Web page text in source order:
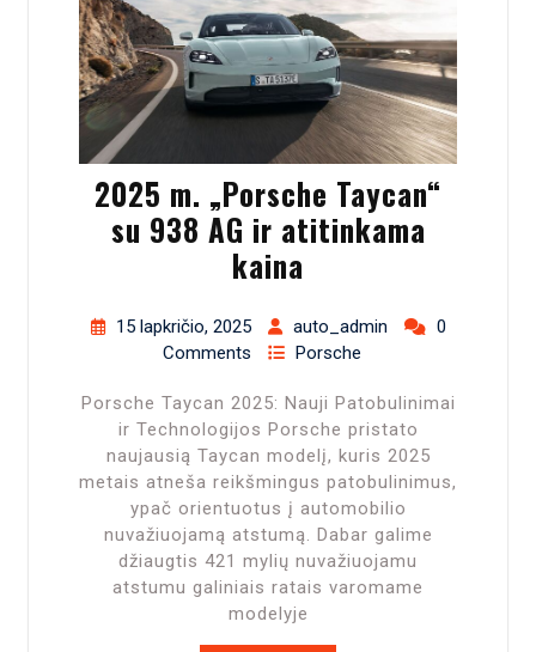
2025 m. „Porsche Taycan“
su 938 AG ir atitinkama
kaina
15 lapkričio, 2025 auto_admin
0
Comments
Porsche
Porsche Taycan 2025: Nauji Patobulinimai
ir Technologijos Porsche pristato
naujausią Taycan modelį, kuris 2025
metais atneša reikšmingus patobulinimus,
ypač orientuotus į automobilio
nuvažiuojamą atstumą. Dabar galime
džiaugtis 421 mylių nuvažiuojamu
atstumu galiniais ratais varomame
modelyje